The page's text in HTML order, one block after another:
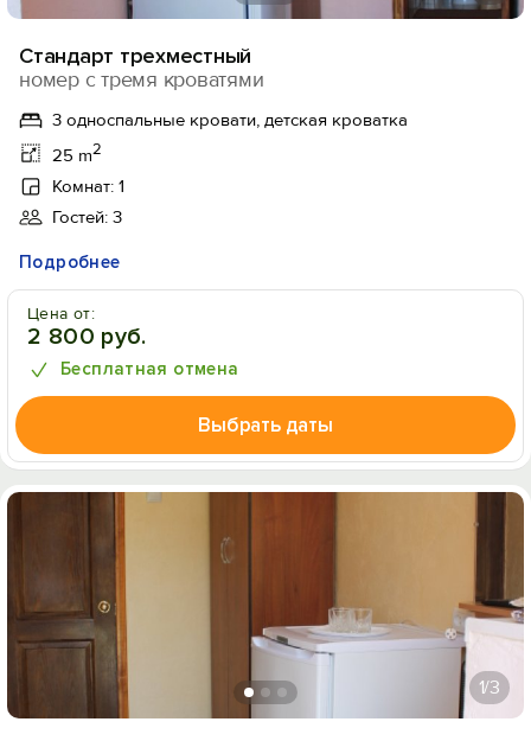
Стандарт трехместный
номер с тремя кроватями
3 односпальные кровати, детская кроватка
25 m2
Комнат: 1
Гостей: 3
Подробнее
Цена от:
2 800 руб.
Бесплатная отмена
Выбрать даты
1/3